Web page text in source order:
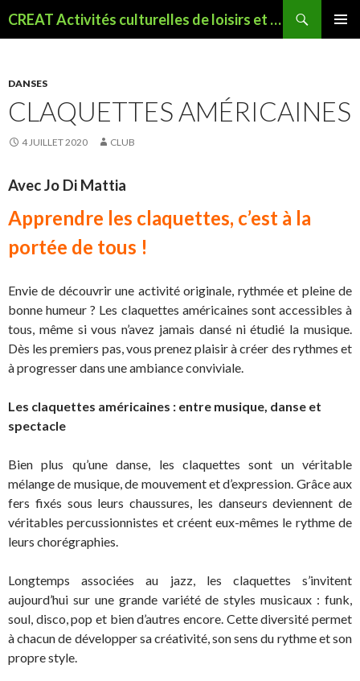
CREAT Activités culturelles de loisirs et sportives à Seyssinet
PRINCIPAL
DANSES
CLAQUETTES AMÉRICAINES
4 JUILLET 2020 CLUB
Avec Jo Di Mattia
Apprendre les claquettes, c’est à la
portée de tous !
Envie de découvrir une activité originale, rythmée et pleine de
bonne humeur ? Les claquettes américaines sont accessibles à
tous, même si vous n’avez jamais dansé ni étudié la musique.
Dès les premiers pas, vous prenez plaisir à créer des rythmes et
à progresser dans une ambiance conviviale.
Les claquettes américaines : entre musique, danse et
spectacle
Bien plus qu’une danse, les claquettes sont un véritable
mélange de musique, de mouvement et d’expression. Grâce aux
fers fixés sous leurs chaussures, les danseurs deviennent de
véritables percussionnistes et créent eux-mêmes le rythme de
leurs chorégraphies.
Longtemps associées au jazz, les claquettes s’invitent
aujourd’hui sur une grande variété de styles musicaux : funk,
soul, disco, pop et bien d’autres encore. Cette diversité permet
à chacun de développer sa créativité, son sens du rythme et son
propre style.